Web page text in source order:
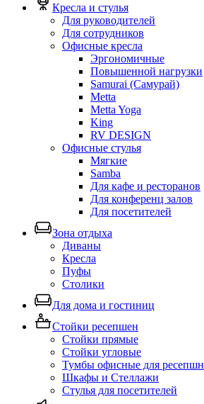
Кресла и стулья
Для руководителей
Для сотрудников
Офисные кресла
Эргономичные
Повышенной нагрузки
Samurai (Самурай)
Metta
Metta Yoga
King
RV DESIGN
Офисные стулья
Мягкие
Samba
Для кафе и ресторанов
Для конференц залов
Для посетителей
Зона отдыха
Диваны
Кресла
Пуфы
Столики
Для дома и гостиниц
Стойки ресепшен
Стойки прямые
Стойки угловые
Тумбы офисные для ресепшн
Шкафы и Стеллажи
Стулья для посетителей